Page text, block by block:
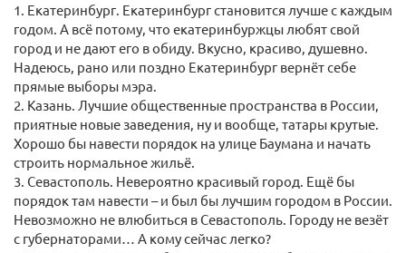
1. Екатеринбург. Екатеринбург становится лучше с каждым
годом. А всё потому, что екатеринбуржцы любят свой
город и не дают его в обиду. Вкусно, красиво, душевно.
Надеюсь, рано или поздно Екатеринбург вернёт себе
прямые выборы мэра.
2. Казань. Лучшие общественные пространства в России,
приятные новые заведения, ну и вообще, татары крутые.
Хорошо бы навести порядок на улице Баумана и начать
строить нормальное жильё.
3. Севастополь. Невероятно красивый город. Ещё бы
порядок там навести – и был бы лучшим городом в России.
Невозможно не влюбиться в Севастополь. Городу не везёт
с губернаторами… А кому сейчас легко?